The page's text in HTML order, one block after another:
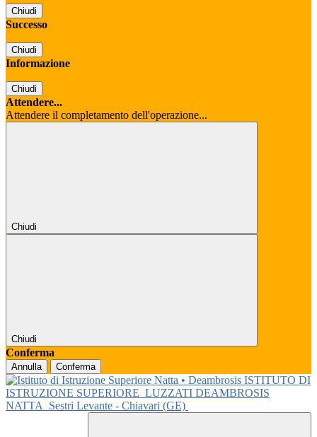
Chiudi
Successo
Chiudi
Informazione
Chiudi
Attendere...
Attendere il completamento dell'operazione...
Chiudi
Chiudi
Conferma
Annulla Conferma
ISTITUTO DI
ISTRUZIONE SUPERIORE LUZZATI DEAMBROSIS
NATTA
Sestri Levante - Chiavari (GE)